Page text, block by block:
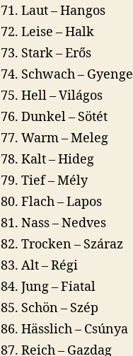
Laut – Hangos
Leise – Halk
Stark – Erős
Schwach – Gyenge
Hell – Világos
Dunkel – Sötét
Warm – Meleg
Kalt – Hideg
Tief – Mély
Flach – Lapos
Nass – Nedves
Trocken – Száraz
Alt – Régi
Jung – Fiatal
Schön – Szép
Hässlich – Csúnya
Reich – Gazdag